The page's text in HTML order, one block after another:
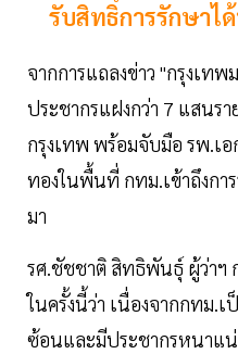
รับสิทธิ์การรักษาไ
จากการแถลงข่าว "กรุงเท
ประชากรแฝงกว่า 7 แสนร
กรุงเทพ พร้อมจับมือ รพ.เ
ทองในพื้นที่ กทม.เข้าถึงกา
มา
รศ.ชัชชาติ สิทธิพันธุ์ ผู้ว่าฯ
ในครั้งนี้ว่า เนื่องจากกทม.
ซ้อนและมีประชากรหนาแน่